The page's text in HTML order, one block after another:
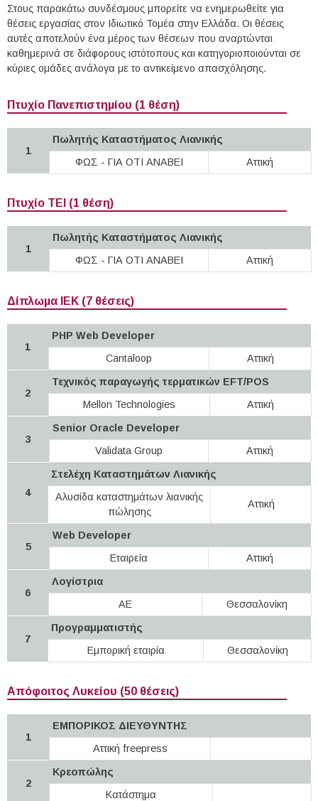
Στους παρακάτω συνδέσμους μπορείτε να ενημερωθείτε για
θέσεις εργασίας στον Ιδιωτικό Τομέα στην Ελλάδα. Οι θέσεις
αυτές αποτελούν ένα μέρος των θέσεων που αναρτώνται
καθημερινά σε διάφορους ιστότοπους και κατηγοριοποιούνται σε
κύριες ομάδες ανάλογα με το αντικείμενο απασχόλησης.
Πτυχίο Πανεπιστημίου (1 θέση)
1
Πωλητής Καταστήματος Λιανικής
ΦΩΣ - ΓΙΑ ΟΤΙ ΑΝΑΒΕΙ
Αττική
Πτυχίο ΤΕΙ (1 θέση)
1
Πωλητής Καταστήματος Λιανικής
ΦΩΣ - ΓΙΑ ΟΤΙ ΑΝΑΒΕΙ
Αττική
Δίπλωμα ΙΕΚ (7 θέσεις)
1
PHP Web Developer
Cantaloop
Αττική
2
Τεχνικός παραγωγής τερματικών EFT/POS
Mellon Technologies
Αττική
3
Senior Oracle Developer
Validata Group
Αττική
4
Στελέχη Καταστημάτων Λιανικής
Αλυσίδα καταστημάτων λιανικής
πώλησης
Αττική
5
Web Developer
Εταιρεία
Αττική
6
Λογίστρια
ΑΕ
Θεσσαλονίκη
7
Προγραμματιστής
Εμπορική εταιρία
Θεσσαλονίκη
Απόφοιτος Λυκείου (50 θέσεις)
1
ΕΜΠΟΡΙΚΟΣ ΔΙΕΥΘΥΝΤΗΣ
Αττική freepress
2
Κρεοπώλης
Κατάστημα